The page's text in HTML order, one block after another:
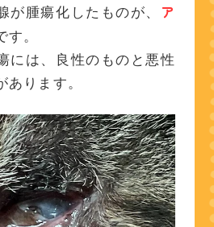
が腫瘍化したものが、
ア
す。
には、良性のものと悪性
ります。